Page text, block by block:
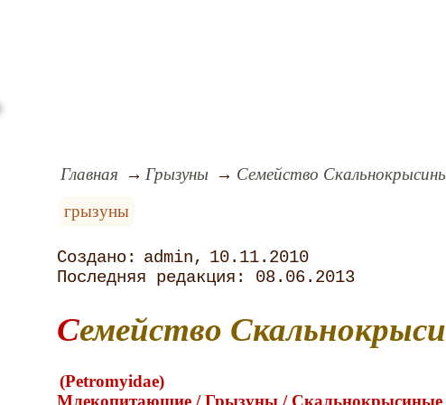
Главная Грызуны
Семейство
грызуны
admin
10.11.2010
08.06.2013
Семейство
(Petromyidae)
Млекопитающие / Грызуны / Скальнокрысиные